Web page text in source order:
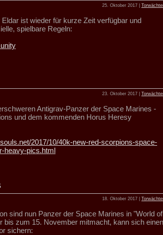
25. Oktober 2017 |
ist wieder für kurze Zeit verfügbar und
spielbare Regeln:
23. Oktober 2017 |
Antigrav-Panzer der Space Marines -
und dem kommenden Horus Heresy
2017/10/40k-new-red-scorpions-space-
heavy-pics.html
18. Oktober 2017 |
sind nun Panzer der Space Marines in "World of
bis zum 15. November mitmacht, kann sich einen
sichern: